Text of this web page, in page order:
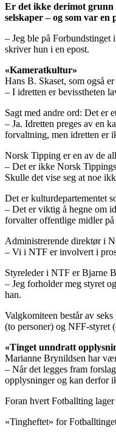
Er det ikke derimot grunn
selskaper – og som var
– Jeg ble på
skriver hun i en epost.
«Kameratkultur»
Hans B. Skaset, som også
– I idretten er bevisstheten
Sagt med andre ord: Det er
– Ja. Idretten preges av en
forvaltning, men idretten er
Norsk Tipping er en av de
– Det er ikke Norsk
Skulle det vise seg at noe
Det er kulturdepartementet
– Det er viktig å hegne om
forvalter offentlige midler på
Administrerende direktør i
– Vi i NTF er involvert i
Styreleder i NTF er Bjarne
– Jeg forholder meg styret
han.
Valgkomiteen består av
(to personer) og NFF-styret
«Tinget unndratt
Marianne Brynildsen har
– Når det legges fram
opplysninger og kan derfor
Foran hvert Fotballting
«Tingheftet» for